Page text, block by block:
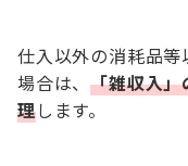
仕入以外の消耗品
場合は、「雑収入
理します。